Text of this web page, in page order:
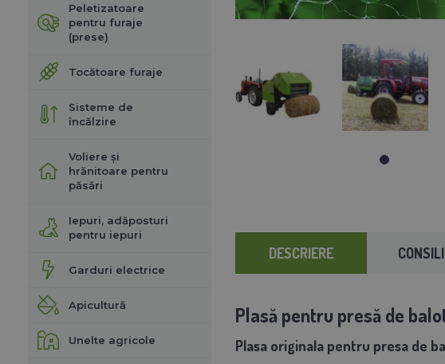
Peletizatoare
pentru furaje
(prese)
Tocătoare furaje
Sisteme de
încălzire
Voliere și
hrănitoare pentru
păsări
Iepuri, adăposturi
pentru iepuri
Garduri electrice
Apicultură
Unelte agricole
DESCRIERE
Plasă pentru presă de
Plasa originala pentru presa de